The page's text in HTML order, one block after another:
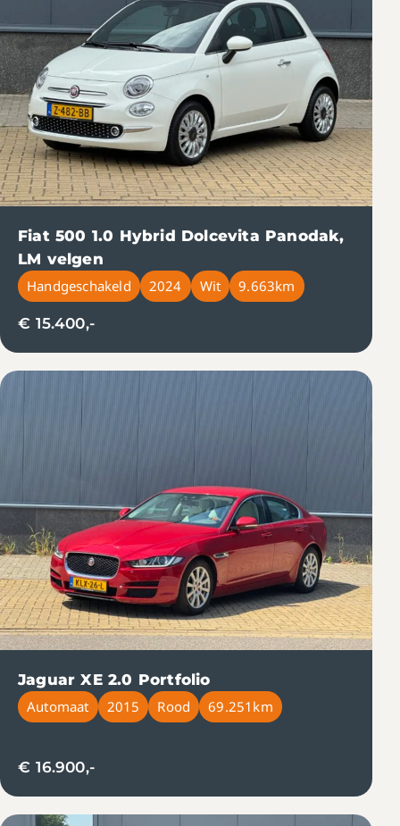
Fiat 500 1.0 Hybrid Dolcevita Panodak,
LM velgen
Handgeschakeld
2024 Wit 9.663km
€ 15.400,-
Jaguar XE 2.0 Portfolio
Automaat
2015 Rood 69.251km
€ 16.900,-